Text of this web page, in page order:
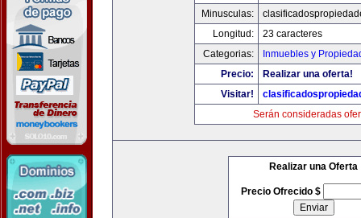
Minusculas:
Longitud:
23 caracteres
Categorias:
Inmuebles y
Precio:
Realizar una oferta!
Visitar!
Serán consideradas
Realizar una Oferta
Precio Ofrecido $